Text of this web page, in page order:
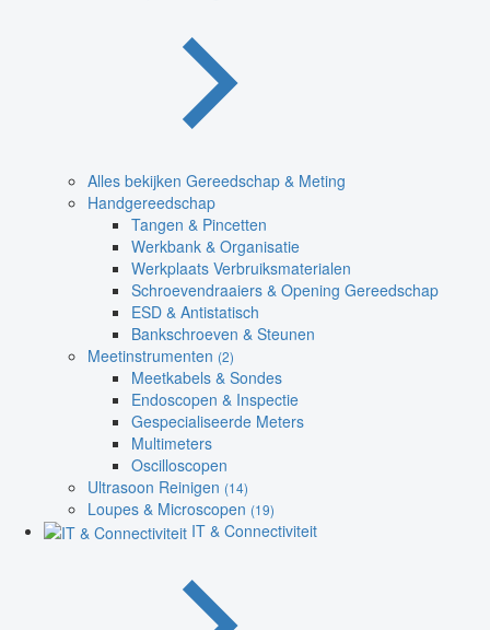
Alles bekijken Gereedschap & Meting
Handgereedschap
Tangen & Pincetten
Werkbank & Organisatie
Werkplaats Verbruiksmaterialen
Schroevendraaiers & Opening Gereedschap
ESD & Antistatisch
Bankschroeven & Steunen
Meetinstrumenten (2)
Meetkabels & Sondes
Endoscopen & Inspectie
Gespecialiseerde Meters
Multimeters
Oscilloscopen
Ultrasoon Reinigen (14)
Loupes & Microscopen (19)
IT & Connectiviteit